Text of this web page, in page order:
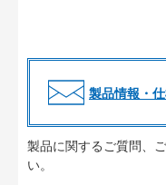
製品情報・
製品に関するご質問、
い。